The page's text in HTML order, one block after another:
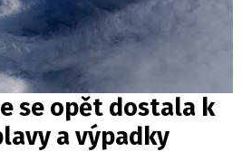
se opět dostala k
a výpadky